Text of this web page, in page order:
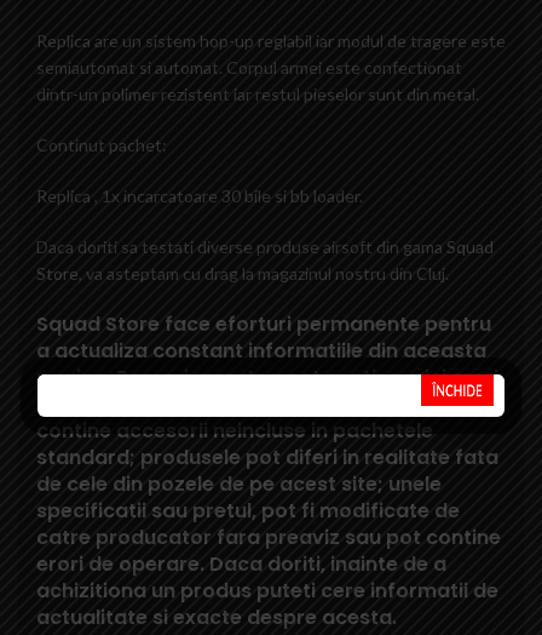
Replica are un sistem hop-up reglabil iar modul de tragere este
semiautomat si automat. Corpul armei este confectionat
dintr-un polimer rezistent iar restul pieselor sunt din metal.
Continut pachet:
Replica , 1x incarcatoare 30 bile si bb loader.
Daca doriti sa testati diverse produse airsoft din gama Squad
Store, va asteptam cu drag la magazinul nostru din Cluj.
Squad Store face eforturi permanente pentru
a actualiza constant informatiile din aceasta
pagina. Rareori, acestea pot contine mici erori:
fotografiile au caracter informativ si pot
contine accesorii neincluse in pachetele
standard; produsele pot diferi in realitate fata
de cele din pozele de pe acest site; unele
specificatii sau pretul, pot fi modificate de
catre producator fara preaviz sau pot contine
erori de operare. Daca doriti, inainte de a
achizitiona un produs puteti cere informatii de
actualitate si exacte despre acesta.